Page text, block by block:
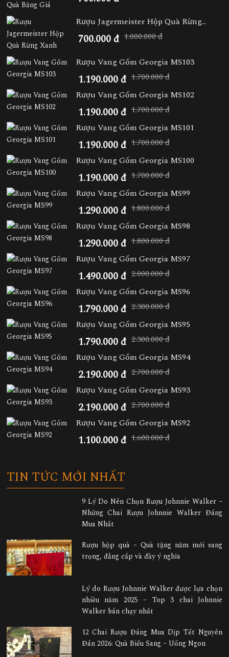
Rượu Jagermeister Hộp Quà Rừng...
700.000 đ 1.000.000 đ
Rượu Vang Gốm Georgia MS103
1.190.000 đ 1.700.000 đ
Rượu Vang Gốm Georgia MS102
1.190.000 đ 1.700.000 đ
Rượu Vang Gốm Georgia MS101
1.190.000 đ 1.700.000 đ
Rượu Vang Gốm Georgia MS100
1.190.000 đ 1.700.000 đ
Rượu Vang Gốm Georgia MS99
1.290.000 đ 1.800.000 đ
Rượu Vang Gốm Georgia MS98
1.290.000 đ 1.800.000 đ
Rượu Vang Gốm Georgia MS97
1.490.000 đ 2.000.000 đ
Rượu Vang Gốm Georgia MS96
1.790.000 đ 2.300.000 đ
Rượu Vang Gốm Georgia MS95
1.790.000 đ 2.300.000 đ
Rượu Vang Gốm Georgia MS94
2.190.000 đ 2.700.000 đ
Rượu Vang Gốm Georgia MS93
2.190.000 đ 2.700.000 đ
Rượu Vang Gốm Georgia MS92
1.100.000 đ 1.600.000 đ
TIN TỨC MỚI NHẤT
9 Lý Do Nên Chọn Rượu Johnnie Walker –
Những Chai Rượu Johnnie Walker Đáng
Mua Nhất
Rượu hộp quà – Quà tặng năm mới sang
trọng, đẳng cấp và đầy ý nghĩa
Lý do Rượu Johnnie Walker được lựa chọn
nhiều năm 2025 – Top 3 chai Johnnie
Walker bán chạy nhất
12 Chai Rượu Đáng Mua Dịp Tết Nguyên
Đán 2026: Quà Biếu Sang – Uống Ngon